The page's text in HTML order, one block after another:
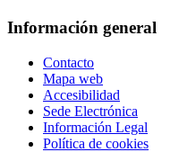
Información general
Contacto
Mapa web
Accesibilidad
Sede Electrónica
Información Legal
Política de cookies